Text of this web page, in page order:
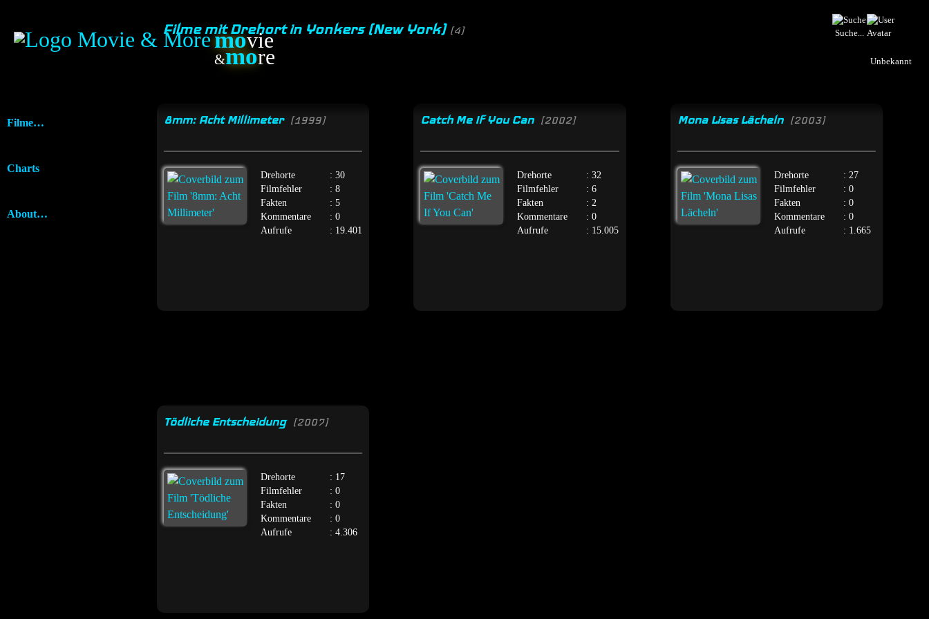
movie
&more
Suche...
Unbekannt
Filme mit Drehort in Yonkers (New York) (4)
Filme…
Charts
About…
8mm: Acht Millimeter [1999]
Drehorte
: 30
Filmfehler
: 8
Fakten
: 5
Kommentare
: 0
Aufrufe
: 19.401
Catch Me If You Can [2002]
Drehorte
: 32
Filmfehler
: 6
Fakten
: 2
Kommentare
: 0
Aufrufe
: 15.005
Mona Lisas Lächeln [2003]
Drehorte
: 27
Filmfehler
: 0
Fakten
: 0
Kommentare
: 0
Aufrufe
: 1.665
Tödliche Entscheidung [2007]
Drehorte
: 17
Filmfehler
: 0
Fakten
: 0
Kommentare
: 0
Aufrufe
: 4.306